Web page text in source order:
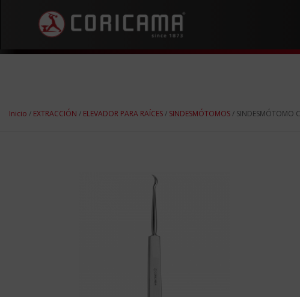
Inicio / EXTRACCIÓN / ELEVADOR PARA RAÍCES/ SINDESMÓTOMOS/ SINDESMÓTOMO